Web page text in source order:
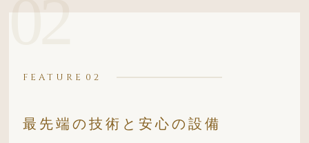
FEATURE
最先端の技術と安心の設備